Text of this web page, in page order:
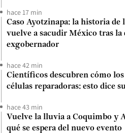
hace 17 min
Caso Ayotzinapa: la historia de
vuelve a sacudir México tras la
exgobernador
hace 42 min
Científicos descubren cómo
células reparadoras: esto dice
hace 43 min
Vuelve la lluvia a Coquimbo y
qué se espera del nuevo evento